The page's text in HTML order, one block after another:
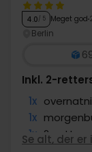
4.0/ 5 Meget god
Berlin
Inkl. 2-
1x
1x
1x 2-retters
Se alt, der